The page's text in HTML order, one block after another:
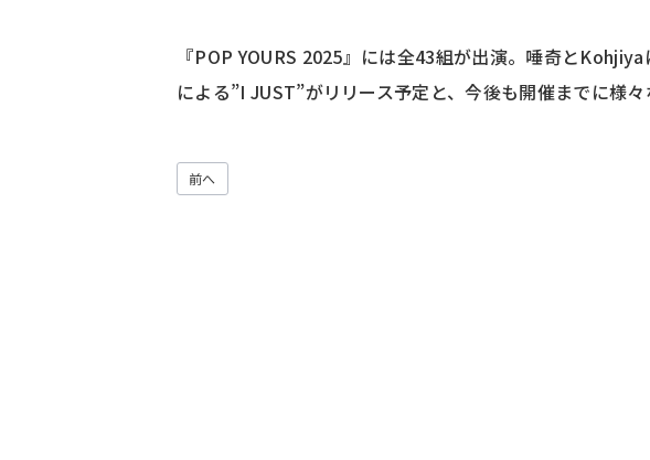
『POP YOURS 2025』には全43組が出演。唾奇と
による”I JUST”がリリース予定と、今後も開催までに様々
前へ